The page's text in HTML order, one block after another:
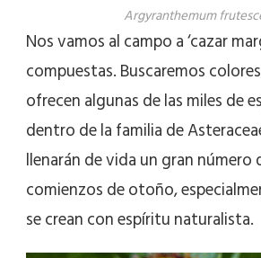
Argyranthemum
Nos vamos al campo a ‘cazar
compuestas. Buscaremos
ofrecen algunas de las miles de
dentro de la familia de
llenarán de vida un gran número
comienzos de otoño,
se crean con espíritu naturalista.